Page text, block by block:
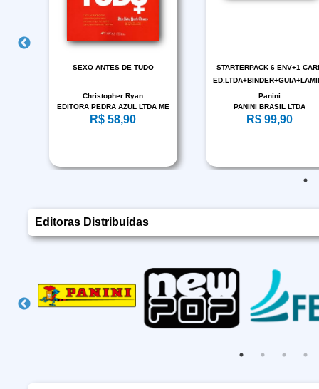
SEXO ANTES DE TUDO
Christopher Ryan
EDITORA PEDRA AZUL LTDA ME
R$ 58,90
STARTERPACK 6 ENV+1
HELLO K ***
Panini
PANINI BRASIL LTDA
R$ 99,90
Editoras Distribuídas